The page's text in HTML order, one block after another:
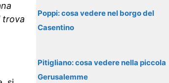
trova
Poppi: cosa vedere nel borgo del
Casentino
Pitigliano: cosa vedere nella piccola
Gerusalemme